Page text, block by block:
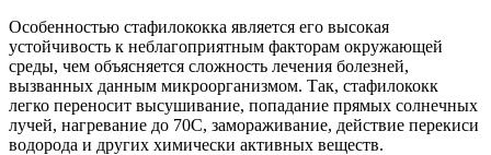
Особенностью стафилококка является его высокая
устойчивость к неблагоприятным факторам окружающей
среды, чем объясняется сложность лечения болезней,
вызванных данным микроорганизмом. Так, стафилококк
легко переносит высушивание, попадание прямых солнечных
лучей, нагревание до 70С, замораживание, действие перекиси
водорода и других химически активных веществ.